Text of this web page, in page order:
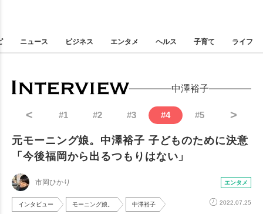
ニュース ビジネス エンタメ ヘルス 子育て ライフ
中澤裕子
< #1 #2 #3 #4 #5 >
元モーニング娘。中澤裕子 子どものために決意
「今後福岡から出るつもりはない」
市岡ひかり エンタメ
インタビュー モーニング娘。 中澤裕子 2022.07.25